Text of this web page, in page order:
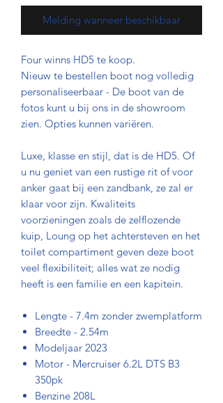
Melding wanneer beschikbaar
Four winns HD5 te koop.
Nieuw te bestellen boot nog volledig
personaliseerbaar - De boot van de
fotos kunt u bij ons in de showroom
zien. Opties kunnen variëren.
Luxe, klasse en stijl, dat is de HD5. Of
u nu geniet van een rustige rit of voor
anker gaat bij een zandbank, ze zal er
klaar voor zijn. Kwaliteits
voorzieningen zoals de zelflozende
kuip, Loung op het achtersteven en het
toilet compartiment geven deze boot
veel flexibiliteit; alles wat ze nodig
heeft is een familie en een kapitein.
Lengte - 7.4m zonder zwemplatform
Breedte - 2.54m
Modeljaar 2023
Motor - Mercruiser 6.2L DTS B3
350pk
Benzine 208L